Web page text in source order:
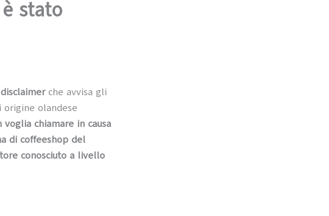
stato
disclaimerche avvisa gli
olandese
chiamare in causa
di coffeeshop del
conosciuto a livello